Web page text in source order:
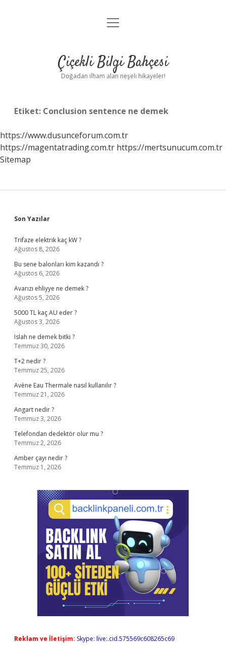
Anasayfa
Yasal Uyarı
menüyü
Çiçekli Bilgi Bahçesi
Doğadan ilham alan neşeli hikayeler!
Etiket: Conclusion sentence ne demek
https://www.dusunceforum.com.tr
https://magentatrading.com.tr https://mertsunucum.com.tr
Sitemap
Sidebar
Son Yazılar
Trifaze elektrik kaç kW ?
Ağustos 8, 2026
Bu sene balonları kim kazandı ?
Ağustos 6, 2026
Avarızı ehliyye ne demek ?
Ağustos 5, 2026
5000 TL kaç AU eder ?
Ağustos 3, 2026
Islah ne demek bitki ?
Temmuz 30, 2026
T+2 nedir ?
Temmuz 25, 2026
Avène Eau Thermale nasıl kullanılır ?
Temmuz 21, 2026
Angart nedir ?
Temmuz 3, 2026
Telefondan dedektör olur mu ?
Temmuz 2, 2026
Amber çayı nedir ?
Temmuz 1, 2026
Reklam ve İletişim: Skype: live:.cid.575569c608265c69